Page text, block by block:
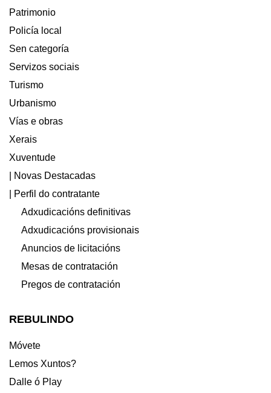
Patrimonio
Policía local
Sen categoría
Servizos sociais
Turismo
Urbanismo
Vías e obras
Xerais
Xuventude
| Novas Destacadas
| Perfil do contratante
Adxudicacións definitivas
Adxudicacións provisionais
Anuncios de licitacións
Mesas de contratación
Pregos de contratación
REBULINDO
Móvete
Lemos Xuntos?
Dalle ó Play